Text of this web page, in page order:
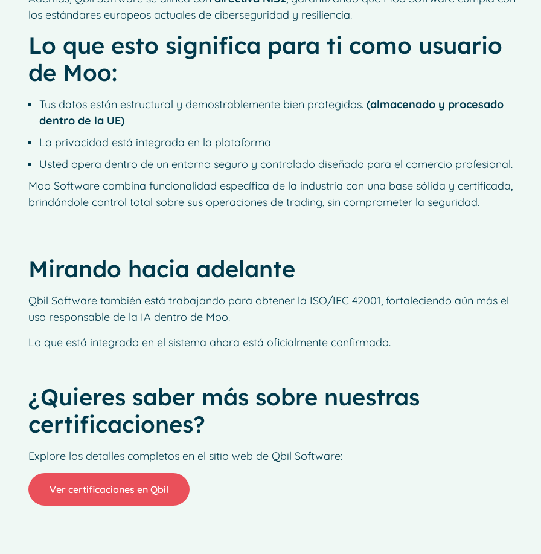
los estándares europeos actuales de ciberseguridad y resiliencia.
Lo que esto significa para ti como usuario
de Moo:
Tus datos están estructural y demostrablemente bien protegidos. (almacenado y procesado
dentro de la UE)
La privacidad está integrada en la plataforma
Usted opera dentro de un entorno seguro y controlado diseñado para el comercio profesional.
Moo Software combina funcionalidad específica de la industria con una base sólida y certificada,
brindándole control total sobre sus operaciones de trading, sin comprometer la seguridad.
Mirando hacia adelante
Qbil Software también está trabajando para obtener la ISO/IEC 42001, fortaleciendo aún más el
uso responsable de la IA dentro de Moo.
Lo que está integrado en el sistema ahora está oficialmente confirmado.
¿Quieres saber más sobre nuestras
certificaciones?
Explore los detalles completos en el sitio web de Qbil Software:
Ver certificaciones en Qbil